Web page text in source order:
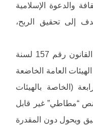
والدعوة الإسلامية
إلى تحقيق الربح،
فضلاً عن أن نص المادة 111/4 من القانون رقم 157 لسنة
العامة الخاضعة
(الخاصة بالهيئات
نص “مطاطي” غير قابل
ويحول دون المقدرة